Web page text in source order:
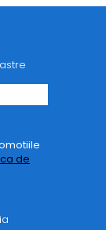
de